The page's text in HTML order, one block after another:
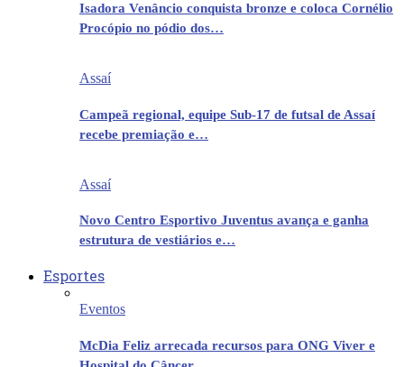
Isadora Venâncio conquista bronze e coloca Cornélio
Procópio no pódio dos…
Assaí
Campeã regional, equipe Sub-17 de futsal de Assaí
recebe premiação e…
Assaí
Novo Centro Esportivo Juventus avança e ganha
estrutura de vestiários e…
Esportes
Eventos
McDia Feliz arrecada recursos para ONG Viver e